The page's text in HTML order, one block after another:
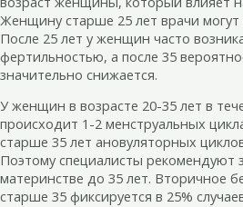
Женщину старше 25 лет врачи
После 25 лет у женщин часто
фертильностью, а после 35
значительно снижается.
У женщин в возрасте 20-35 лет в
происходит 1-2 менструальных
старше 35 лет ановуляторных
Поэтому специалисты рекомендуют
материнстве до 35 лет. Вторичное
старше 35 фиксируется в 25%